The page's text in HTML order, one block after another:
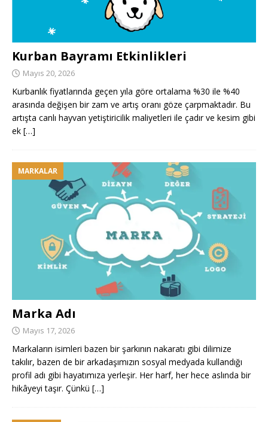
Kurban Bayramı Etkinlikleri
Mayıs 20, 2026
Kurbanlık fiyatlarında geçen yıla göre ortalama %30 ile %40
arasında değişen bir zam ve artış oranı göze çarpmaktadır. Bu
artışta canlı hayvan yetiştiricilik maliyetleri ile çadır ve kesim gibi
ek […]
MARKALAR
Marka Adı
Mayıs 17, 2026
Markaların isimleri bazen bir şarkının nakaratı gibi dilimize
takılır, bazen de bir arkadaşımızın sosyal medyada kullandığı
profil adı gibi hayatımıza yerleşir. Her harf, her hece aslında bir
hikâyeyi taşır. Çünkü […]